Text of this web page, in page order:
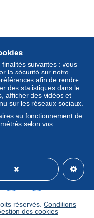
comportent
avenues. Les
telles
d’utilisation
dans les14 jours
final de la part du
A
ADDED:
A DROITE
LES TARIFS/
ACHAT GROUPE)
suivantes : vous
la sécurité sur notre
afin de rendre
des statistiques dans le
afficher des vidéos et
sur les réseaux sociaux.
au fonctionnement de
selon vos
réservés. Conditions
des cookies